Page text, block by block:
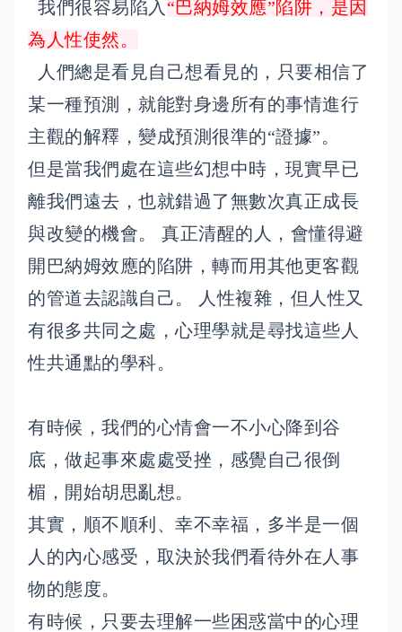
我們很容易陷入 “巴納姆效應”陷阱，是因
為人性使然。
人們總是看見自己想看見的，只要相信了
某一種預測，就能對身邊所有的事情進行
主觀的解釋，變成預測很準的“證據”。
但是當我們處在這些幻想中時，現實早已
離我們遠去，也就錯過了無數次真正成長
與改變的機會。 真正清醒的人，會懂得避
開巴納姆效應的陷阱，轉而用其他更客觀
的管道去認識自己。 人性複雜，但人性又
有很多共同之處，心理學就是尋找這些人
性共通點的學科。
有時候，我們的心情會一不小心降到谷
底，做起事來處處受挫，感覺自己很倒
楣，開始胡思亂想。
其實，順不順利、幸不幸福，多半是一個
人的內心感受，取決於我們看待外在人事
物的態度。
有時候，只要去理解一些困惑當中的心理